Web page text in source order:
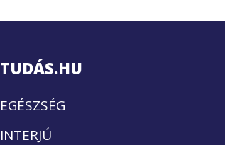
TUDÁS.HU
EGÉSZSÉG
INTERJÚ